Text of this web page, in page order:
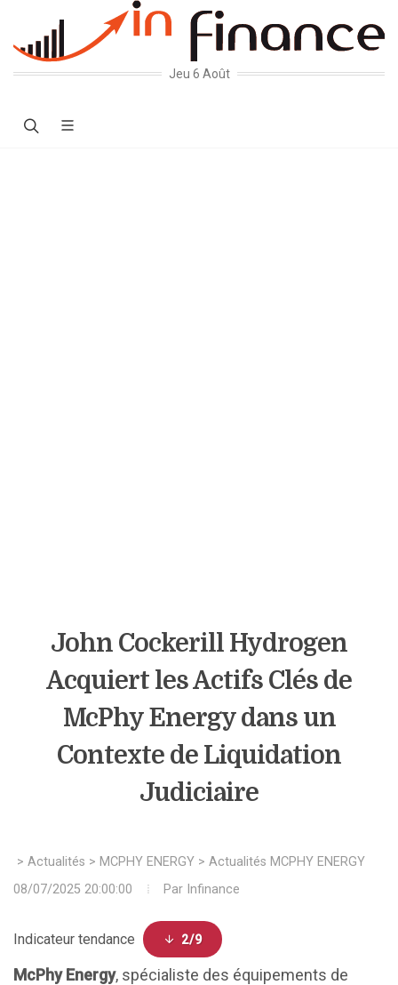
Jeu 6 Août
John Cockerill Hydrogen
Acquiert les Actifs Clés de
McPhy Energy dans un
Contexte de Liquidation
Judiciaire
> Actualités > MCPHY ENERGY > Actualités MCPHY ENERGY
08/07/2025 20:00:00
Par Infinance
Indicateur tendance 2/9
McPhy Energy, spécialiste des équipements de